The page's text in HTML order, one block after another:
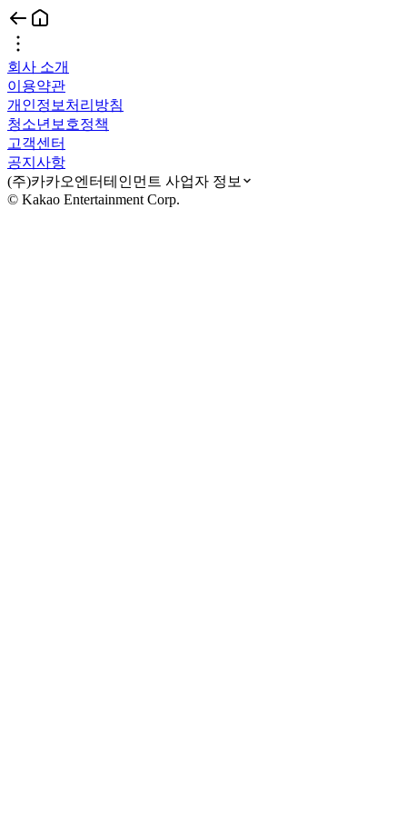
회사 소개
이용약관
개인정보처리방침
청소년보호정책
고객센터
공지사항
(주)카카오엔터테인먼트 사업자 정보
© Kakao Entertainment Corp.